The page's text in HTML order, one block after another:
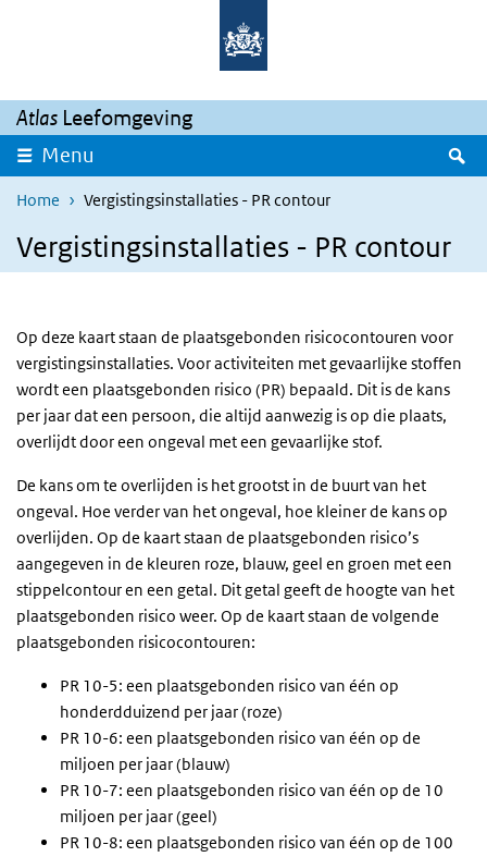
Overslaan en naar de inhoud gaan
Atlas Leefomgeving
Menu
Home Vergistingsinstallaties - PR contour
Vergistingsinstallaties - PR contour
Op deze kaart staan de plaatsgebonden risicocontouren voor
vergistingsinstallaties. Voor activiteiten met gevaarlijke stoffen
wordt een plaatsgebonden risico (PR) bepaald. Dit is de kans
per jaar dat een persoon, die altijd aanwezig is op die plaats,
overlijdt door een ongeval met een gevaarlijke stof.
De kans om te overlijden is het grootst in de buurt van het
ongeval. Hoe verder van het ongeval, hoe kleiner de kans op
overlijden. Op de kaart staan de plaatsgebonden risico’s
aangegeven in de kleuren roze, blauw, geel en groen met een
stippelcontour en een getal. Dit getal geeft de hoogte van het
plaatsgebonden risico weer. Op de kaart staan de volgende
plaatsgebonden risicocontouren:
PR 10-5: een plaatsgebonden risico van één op
honderdduizend per jaar (roze)
PR 10-6: een plaatsgebonden risico van één op de
miljoen per jaar (blauw)
PR 10-7: een plaatsgebonden risico van één op de 10
miljoen per jaar (geel)
PR 10-8: een plaatsgebonden risico van één op de 100